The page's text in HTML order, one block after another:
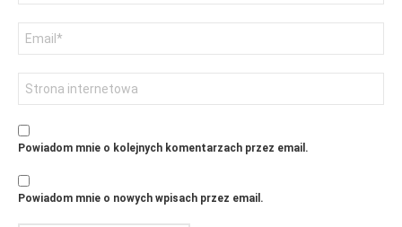
email
internetowa
Powiadom mnie o kolejnych komentarzach przez email.
Powiadom mnie o nowych wpisach przez email.